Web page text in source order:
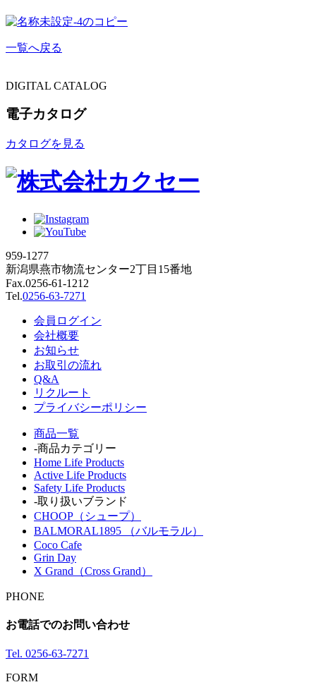
一覧へ戻る
DIGITAL CATALOG
電子カタログ
カタログを見る
959-1277
新潟県燕市物流センター2丁目15番地
Fax.0256-61-1212
Tel.0256-63-7271
会員ログイン
会社概要
お知らせ
お取引の流れ
Q&A
リクルート
プライバシーポリシー
商品一覧
-商品カテゴリー
Home Life Products
Active Life Products
Safety Life Products
-取り扱いブランド
CHOOP（シュープ）
BALMORAL1895 （バルモラル）
Coco Cafe
Grin Day
X Grand（Cross Grand）
PHONE
お電話でのお問い合わせ
Tel. 0256-63-7271
FORM